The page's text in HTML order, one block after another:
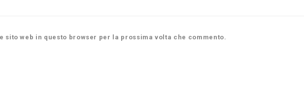
sito web in questo browser per la prossima volta che commento.